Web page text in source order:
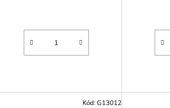
Kód:G13012